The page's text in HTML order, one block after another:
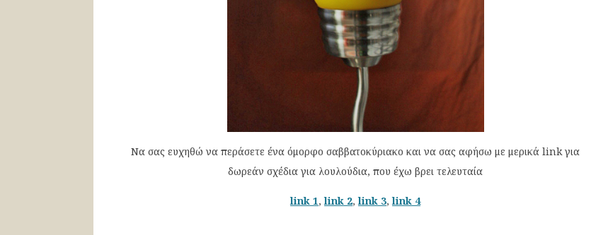
Να σας ευχηθώ να περάσετε ένα όμορφο σαββατοκύριακο και να σας αφήσω με μερικά link για
δωρεάν σχέδια για λουλούδια, που έχω βρει τελευταία
link 1,link 2,link 3,link 4